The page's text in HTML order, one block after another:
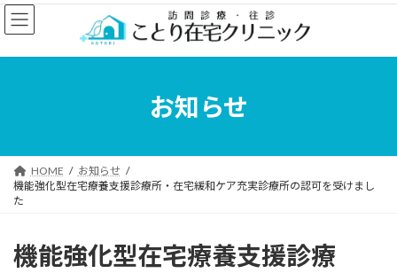
コ
ン
ン
ナ
ビ
ー
お知らせ
HOME
お知らせ
機能強化型在宅療養支援診療所・在宅緩和ケア充実診療所の認可を受けまし
た
機能強化型在宅療養支援診療